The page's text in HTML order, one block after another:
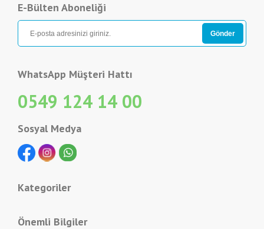
Kategoriler
Önemli Bilgiler
E-Bülten Aboneliği
WhatsApp Müşteri Hattı
0549 124 14 00
Sosyal Medya